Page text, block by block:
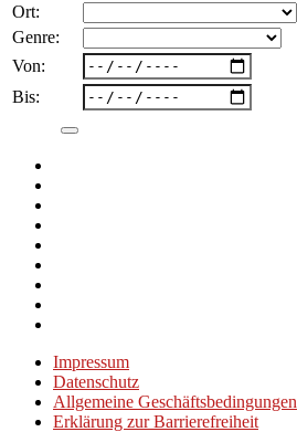
Ort:
Genre:
Von:
Bis:
Impressum
Datenschutz
Allgemeine Geschäftsbedingungen
Erklärung zur Barrierefreiheit